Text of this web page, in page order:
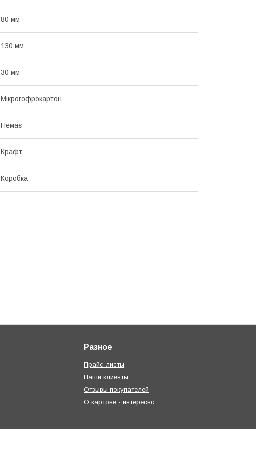
80 мм
130 мм
30 мм
Мікрогофрокартон
Немає
Крафт
Коробка
Разное
Прайс-листы
Наши клиенты
Отзывы покупателей
О картоне - интересно